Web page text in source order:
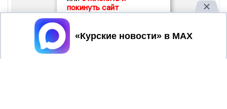
покинуть сайт
Принять